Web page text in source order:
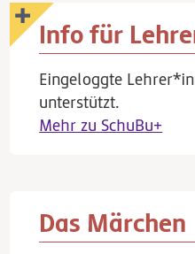
Info für
Eingeloggte
unterstützt.
Mehr zu SchuBu+
Das Märchen